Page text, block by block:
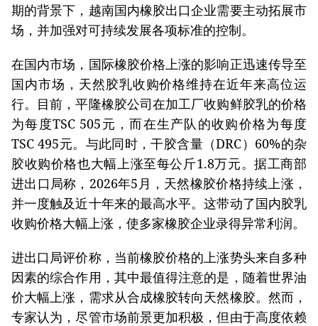
期的背景下，越南国内橡胶出口企业需要主动拓展市
场，并加强对可持续发展各项标准的控制。
在国内市场，国际橡胶价格上涨的影响正迅速传导至
国内市场，天然胶乳收购价格维持在近年来高位运
行。目前，平隆橡胶公司在加工厂收购鲜胶乳的价格
为每度TSC 505元，而在生产队的收购价格为每度
TSC 495元。与此同时，干胶含量（DRC）60%的杂
胶收购价格也大幅上涨至每公斤1.8万元。据工商部
进出口局称，2026年5月，天然橡胶价格持续上涨，
并一度触及近十年来的最高水平。这带动了国内胶乳
收购价格大幅上涨，使多家橡胶企业录得异常利润。
进出口局评价称，当前橡胶价格的上涨势头来自多种
因素的综合作用，其中最值得注意的是，随着世界油
价大幅上涨，需求从合成橡胶转向天然橡胶。然而，
专家认为，尽管市场前景更加积极，但由于高度依赖